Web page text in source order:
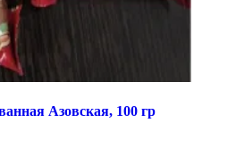
Азовская, 100 гр